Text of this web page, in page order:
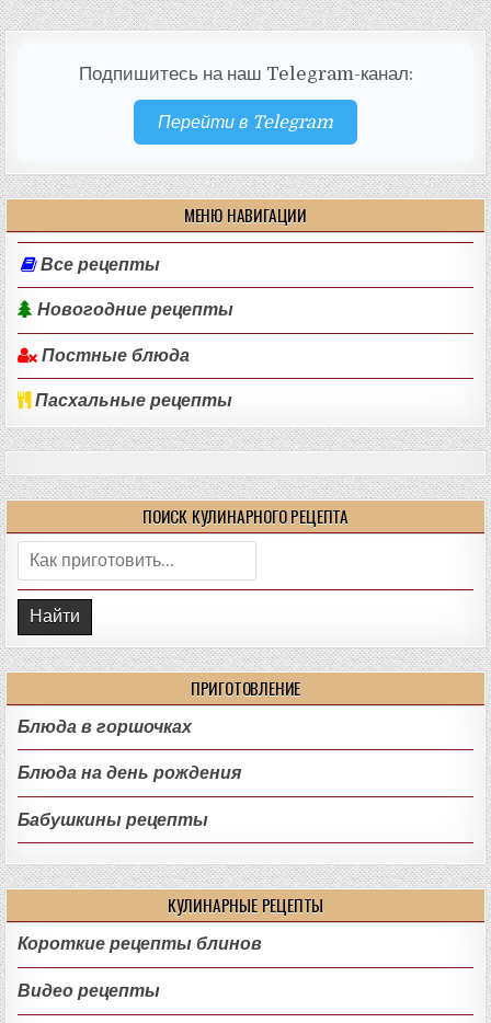
Подпишитесь на наш Telegram-канал:
Перейти в Telegram
МЕНЮ НАВИГАЦИИ
Все рецепты
Новогодние рецепты
Постные блюда
Пасхальные рецепты
ПОИСК КУЛИНАРНОГО РЕЦЕПТА
Поиск:
ПРИГОТОВЛЕНИЕ
Блюда в горшочках
Блюда на день рождения
Бабушкины рецепты
КУЛИНАРНЫЕ РЕЦЕПТЫ
Короткие рецепты блинов
Видео рецепты